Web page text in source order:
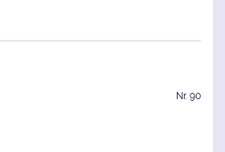
Nr. 90